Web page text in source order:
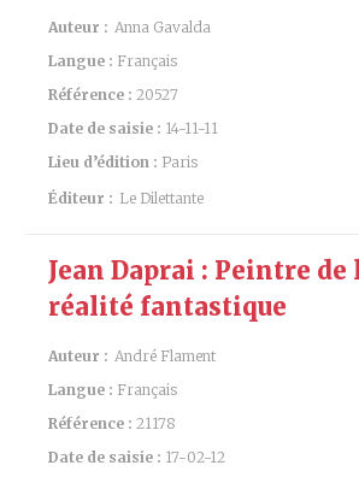
Auteur : Anna Gavalda
Langue : Français
Référence : 20527
Date de saisie : 14-11-11
Lieu d’édition : Paris
Éditeur : Le Dilettante
Jean Daprai : Peintre de
réalité fantastique
Auteur : André Flament
Langue : Français
Référence : 21178
Date de saisie : 17-02-12